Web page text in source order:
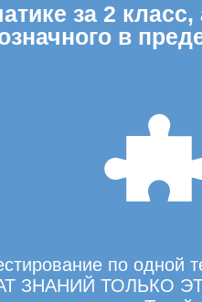
за 2 класс,
в
по одной
ЗНАНИЙ ТОЛЬКО